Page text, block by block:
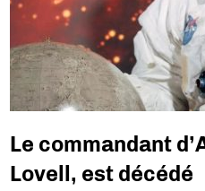
Le commandant
Lovell, est décédé